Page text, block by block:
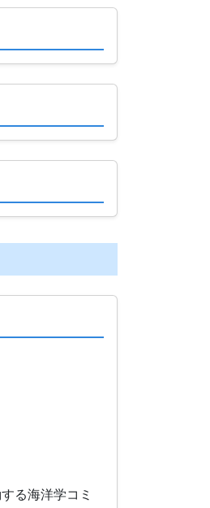
る海洋学コミ